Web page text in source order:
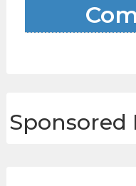
Sponsored